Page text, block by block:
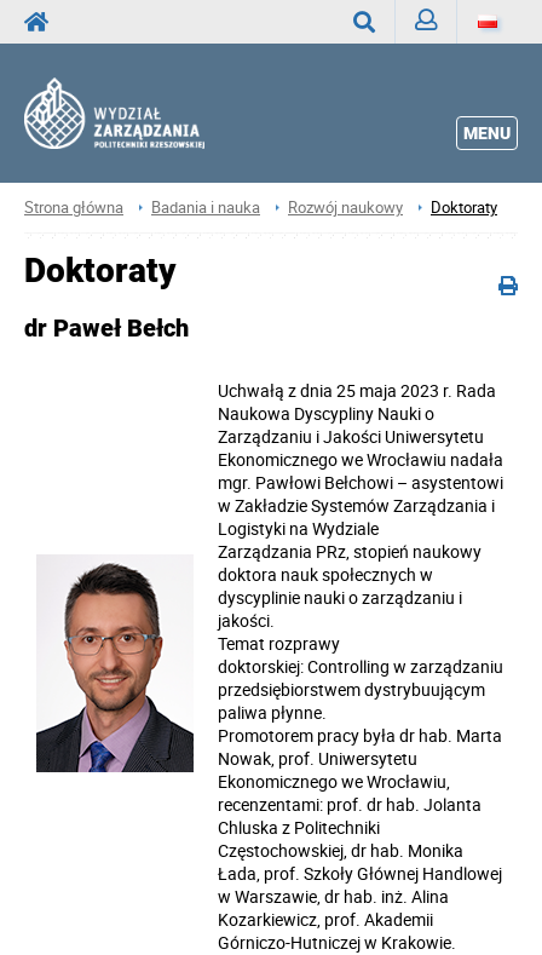
MENU
Strona główna Badania i nauka Rozwój naukowy Doktoraty
Doktoraty
dr Paweł Bełch
Uchwałą z dnia 25 maja 2023 r. Rada
Naukowa Dyscypliny Nauki o
Zarządzaniu i Jakości Uniwersytetu
Ekonomicznego we Wrocławiu nadała
mgr. Pawłowi Bełchowi – asystentowi
w Zakładzie Systemów Zarządzania i
Logistyki na Wydziale
Zarządzania PRz, stopień naukowy
doktora nauk społecznych w
dyscyplinie nauki o zarządzaniu i
jakości.
Temat rozprawy
doktorskiej: Controlling w zarządzaniu
przedsiębiorstwem dystrybuującym
paliwa płynne.
Promotorem pracy była dr hab. Marta
Nowak, prof. Uniwersytetu
Ekonomicznego we Wrocławiu,
recenzentami: prof. dr hab. Jolanta
Chluska z Politechniki
Częstochowskiej, dr hab. Monika
Łada, prof. Szkoły Głównej Handlowej
w Warszawie, dr hab. inż. Alina
Kozarkiewicz, prof. Akademii
Górniczo-Hutniczej w Krakowie.